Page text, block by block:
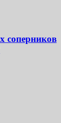
соперников